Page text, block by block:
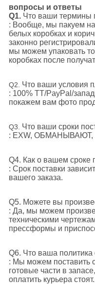
вопросы и ответы
Q1. Что ваши термины
: Вообще, мы пакуем
белых коробках и
законно
мы можем упаковать
коробках после
Q2. Что ваши условия
: 100% TT/PayPal/
покажем вам фото
Q3. Что ваши сроки
: EXW, ОБМАНЫВАЮТ,
Q4. Как о вашем сроке
: Срок поставки
вашего заказа.
Q5. Можете вы
: Да, мы можем
техническими
прессформы и
Q6. Что ваша политика
: Мы можем поставить
готовые части в
оплатить курьера стоят.